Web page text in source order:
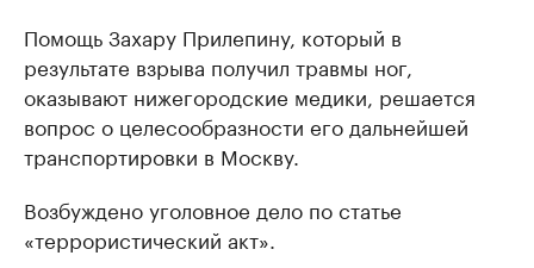
Помощь Захару Прилепину, который в
результате взрыва получил травмы ног,
оказывают нижегородские медики, решается
вопрос о целесообразности его дальнейшей
транспортировки в Москву.
Возбуждено уголовное дело по статье
«террористический акт».